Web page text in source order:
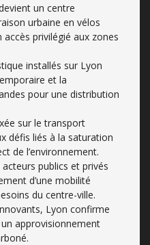
un centre
urbaine en vélos
accès privilégié aux zones
installés sur Lyon
et la
pour une distribution
sur le transport
défis liés à la saturation
de l’environnement.
publics et privés
d’une mobilité
du centre-ville.
Lyon confirme
approvisionnement